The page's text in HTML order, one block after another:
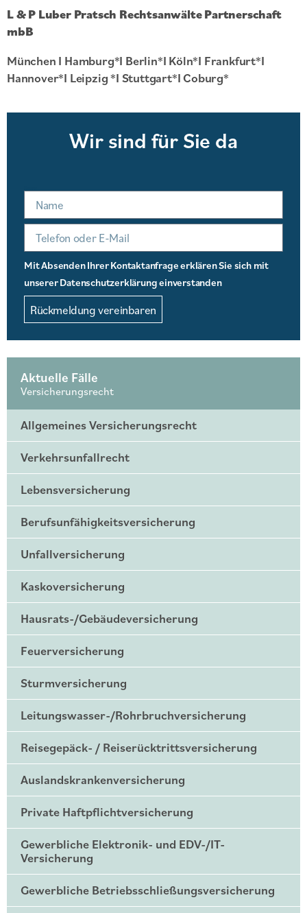
L & P Luber Pratsch Rechtsanwälte Partnerschaft
mbB
München I Hamburg*I Berlin*I Köln*I Frankfurt*I
Hannover*I Leipzig *I Stuttgart*I Coburg*
Wir sind für Sie da
Mit Absenden Ihrer Kontaktanfrage erklären Sie sich mit
unserer Datenschutzerklärung einverstanden
Rückmeldung vereinbaren
Aktuelle Fälle
Versicherungsrecht
Allgemeines Versicherungsrecht
Verkehrsunfallrecht
Lebensversicherung
Berufsunfähigkeitsversicherung
Unfallversicherung
Kaskoversicherung
Hausrats-/Gebäudeversicherung
Feuerversicherung
Sturmversicherung
Leitungswasser-/Rohrbruchversicherung
Reisegepäck- / Reiserücktrittsversicherung
Auslandskrankenversicherung
Private Haftpflichtversicherung
Gewerbliche Elektronik- und EDV-/IT-
Versicherung
Gewerbliche Betriebsschließungsversicherung